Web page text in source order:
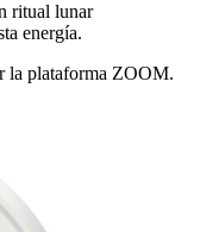
ritual lunar
energía.
la plataforma ZOOM.